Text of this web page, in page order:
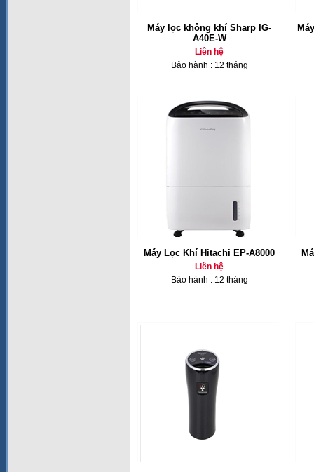
Máy lọc không khí Sharp IG-
A40E-W
Liên hệ
Bảo hành : 12 tháng
Máy Lọc Khí Hitachi EP-A8000
Liên hệ
Bảo hành : 12 tháng